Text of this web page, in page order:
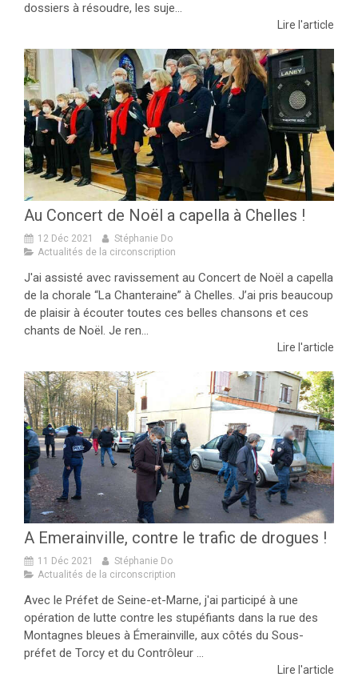
dossiers à résoudre, les suje...
Lire l'article
Au Concert de Noël a capella à Chelles !
12 Déc 2021
Stéphanie Do
Actualités de la circonscription
J'ai assisté avec ravissement au Concert de Noël a capella
de la chorale “La Chanteraine” à Chelles. J’ai pris beaucoup
de plaisir à écouter toutes ces belles chansons et ces
chants de Noël. Je ren...
Lire l'article
A Emerainville, contre le trafic de drogues !
11 Déc 2021
Stéphanie Do
Actualités de la circonscription
Avec le Préfet de Seine-et-Marne, j'ai participé à une
opération de lutte contre les stupéfiants dans la rue des
Montagnes bleues à Émerainville, aux côtés du Sous-
préfet de Torcy et du Contrôleur ...
Lire l'article